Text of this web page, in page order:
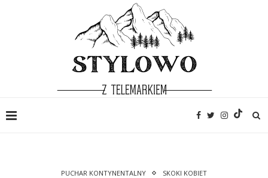
PUCHAR KONTYNENTALNY SKOKI KOBIET